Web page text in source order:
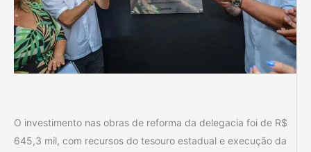
O investimento nas obras de reforma da delegacia foi de R$
645,3 mil, com recursos do tesouro estadual e execução da